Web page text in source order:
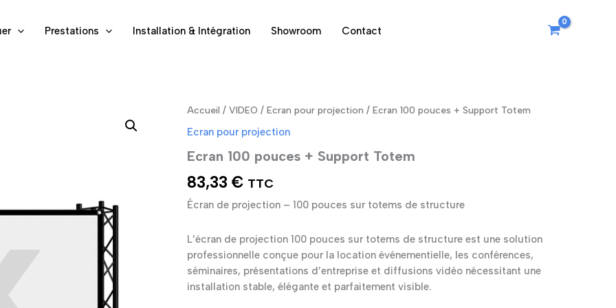
Prestations Installation & Intégration Showroom Contact
Accueil / VIDEO / Ecran pour projection / Ecran 100 pouces + Support Totem
Ecran pour projection
Ecran 100 pouces + Support Totem
83,33 € TTC
Écran de projection – 100 pouces sur totems de structure
L’écran de projection 100 pouces sur totems de structure est une solution
professionnelle conçue pour la location événementielle, les conférences,
séminaires, présentations d’entreprise et diffusions vidéo nécessitant une
installation stable, élégante et parfaitement visible.